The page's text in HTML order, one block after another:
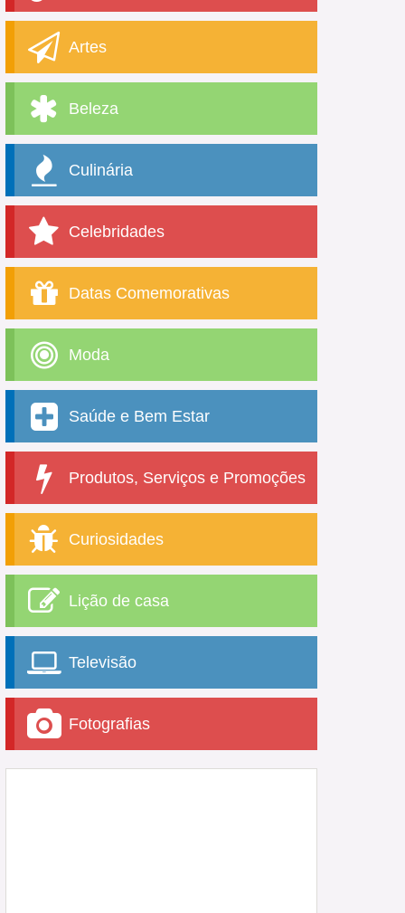
Artes
Beleza
Culinária
Celebridades
Datas Comemorativas
Moda
Saúde e Bem Estar
Produtos, Serviços e Promoções
Curiosidades
Lição de casa
Televisão
Fotografias